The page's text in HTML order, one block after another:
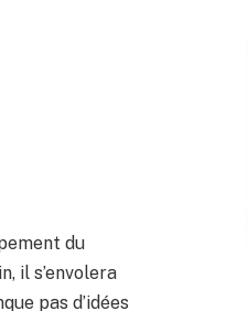
du
il s’envolera
pas d’idées